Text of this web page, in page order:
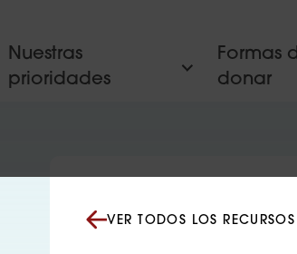
Nuestras
prioridades
Formas
donar
VER TODOS LOS RECURSOS